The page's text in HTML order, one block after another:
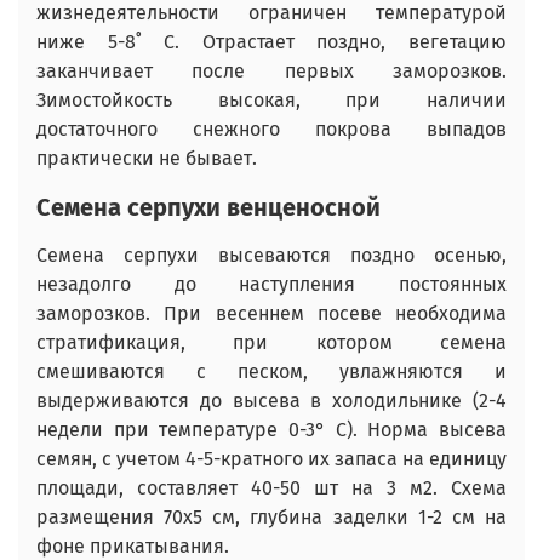
жизнедеятельности ограничен температурой
ниже 5-8˚ С. Отрастает поздно, вегетацию
заканчивает после первых заморозков.
Зимостойкость высокая, при наличии
достаточного снежного покрова выпадов
практически не бывает.
Семена серпухи венценосной
Семена серпухи высеваются поздно осенью,
незадолго до наступления постоянных
заморозков. При весеннем посеве необходима
стратификация, при котором семена
смешиваются с песком, увлажняются и
выдерживаются до высева в холодильнике (2-4
недели при температуре 0-3° С). Норма высева
семян, с учетом 4-5-кратного их запаса на единицу
площади, составляет 40-50 шт на 3 м2. Схема
размещения 70х5 см, глубина заделки 1-2 см на
фоне прикатывания.